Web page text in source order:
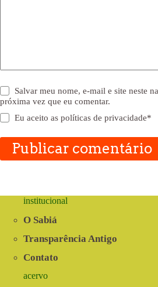
Salvar meu nome, e-mail e site neste
próxima vez que eu comentar.
Eu aceito aspolíticas de privacidade*
Publicar comentário
institucional
O Sabiá
Transparência Antigo
Contato
acervo